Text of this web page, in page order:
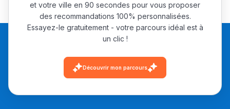
دليل المهن
ما يزيد عن 149 مهنة
دليل التوجيه
التوجيه بالثانوي و الإعدادي
et votre ville en 90 secondes pour vous proposer
des recommandations 100% personnalisées.
Essayez-le gratuitement - votre parcours idéal est à
un clic !
Découvrir mon parcours